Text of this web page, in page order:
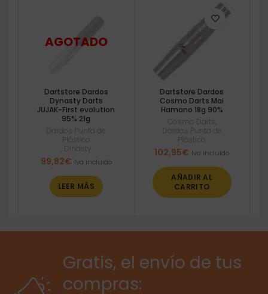
Dartstore Dardos
Dynasty Darts
JUJAK-First evolution
95% 21g
Dardos Punta de
Plástico
Dinasty
99,82€ Iva incluido
LEER MÁS
Dartstore Dardos
Cosmo Darts Mai
Hamano 18g 90%
Cosmo Darts
Dardos Punta de
Plástico
102,95€ Iva incluido
AÑADIR AL
CARRITO
Gratis, el envío de tus
compras: